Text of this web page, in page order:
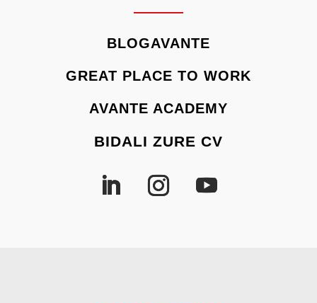
BLOGAVANTE
GREAT PLACE TO WORK
AVANTE ACADEMY
BIDALI ZURE CV